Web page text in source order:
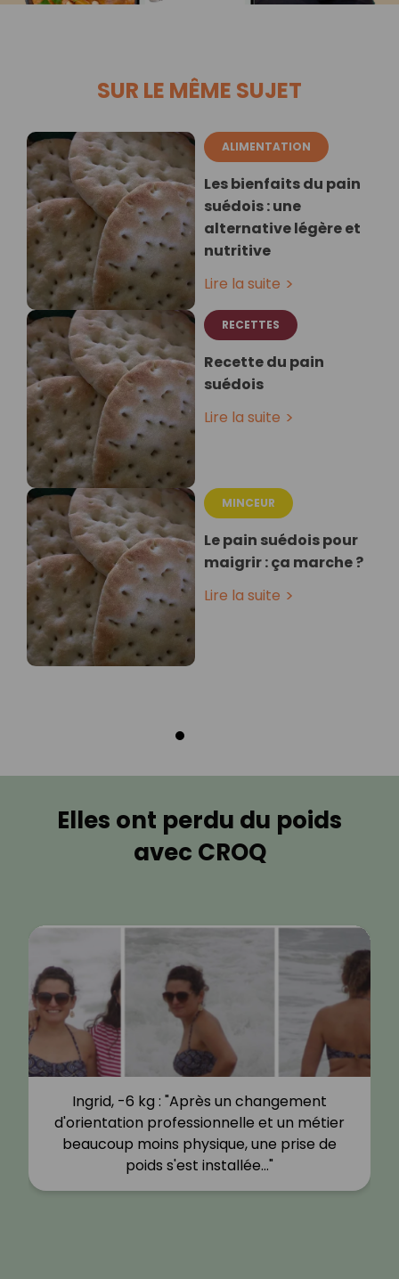
SUR LE MÊME SUJET
ALIMENTATION
Les bienfaits du pain
suédois : une
alternative légère et
nutritive
Lire la suite
RECETTES
Recette du pain
suédois
Lire la suite
MINCEUR
Le pain suédois pour
maigrir : ça marche ?
Lire la suite
Elles ont perdu du poids
avec CROQ
Ingrid, -6 kg : "Après un changement
d'orientation professionnelle et un métier
beaucoup moins physique, une prise de
poids s'est installée…"